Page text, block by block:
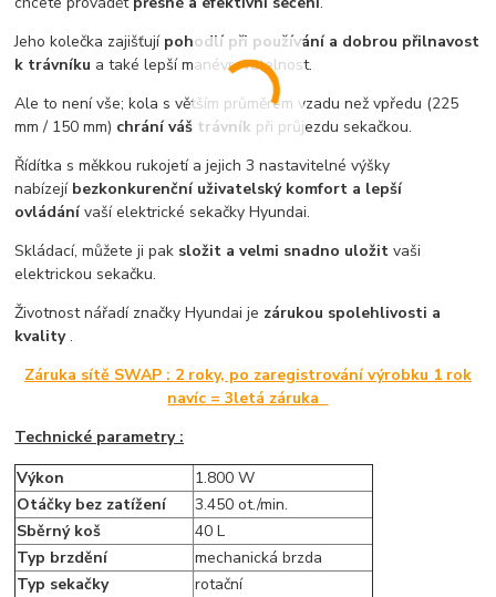
Jeho kolečka zajišťují pohodlí při používání a dobrou přilnavost
k trávníku a také lepší manévrovatelnost.
Ale to není vše; kola s větším průměrem vzadu než vpředu (225
mm / 150 mm) chrání váš trávník při průjezdu sekačkou.
Řídítka s měkkou rukojetí a jejich 3 nastavitelné výšky
nabízejí bezkonkurenční uživatelský komfort a lepší
ovládánívaší elektrické sekačky Hyundai.
Skládací, můžete ji pak složit a velmi snadno uložit vaši
elektrickou sekačku.
Životnost nářadí značky Hyundai je zárukou spolehlivosti a
kvality.
Záruka sítě SWAP : 2 roky, po zaregistrování výrobku 1 rok
navíc = 3letá záruka
Technické parametry :
Výkon
1.800 W
Otáčky bez zatížení
3.450 ot./min.
Sběrný koš
40 L
Typ brzdění
mechanická brzda
Typ sekačky
rotační